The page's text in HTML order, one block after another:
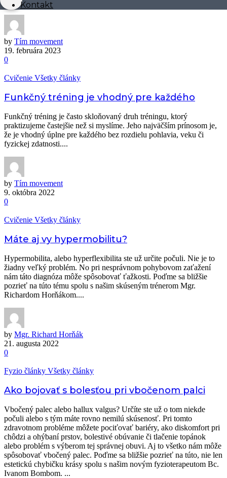
Kontakt
vylučovaní hormónov? A aké budú výsledky dlhodobého úsilia?...
by Tím movement
19. februára 2023
0
Cvičenie Všetky články
Funkčný tréning je vhodný pre každého
Funkčný tréning je často skloňovaný druh tréningu, ktorý
praktizujeme častejšie než si myslíme. Jeho najväčším prínosom je,
že je vhodný úplne pre každého bez rozdielu pohlavia, veku či
fyzickej zdatnosti....
by Tím movement
9. októbra 2022
0
Cvičenie Všetky články
Máte aj vy hypermobilitu?
Hypermobilita, alebo hyperflexibilita ste už určite počuli. Nie je to
žiadny veľký problém. No pri nesprávnom pohybovom zaťažení
nám táto diagnóza môže spôsobovať ťažkosti. Poďme sa bližšie
pozrieť na túto tému spolu s našim skúseným trénerom Mgr.
Richardom Horňákom....
by Mgr. Richard Horňák
21. augusta 2022
0
Fyzio články Všetky články
Ako bojovať s bolesťou pri vbočenom palci
Vbočený palec alebo hallux valgus? Určíte ste už o tom niekde
počuli alebo s tým máte rovno nemilú skúsenosť. Pri tomto
zdravotnom probléme môžete pociťovať bariéry, ako diskomfort pri
chôdzi a ohýbaní prstov, bolestivé obúvanie či tlačenie topánok
alebo problém s výberom tej správnej obuvi. Aj to všetko nám môže
spôsobovať vbočený palec. Poďme sa bližšie pozrieť na túto, nie len
estetickú chybičku krásy spolu s našim novým fyzioterapeutom Bc.
Ivanom Bombom. ...